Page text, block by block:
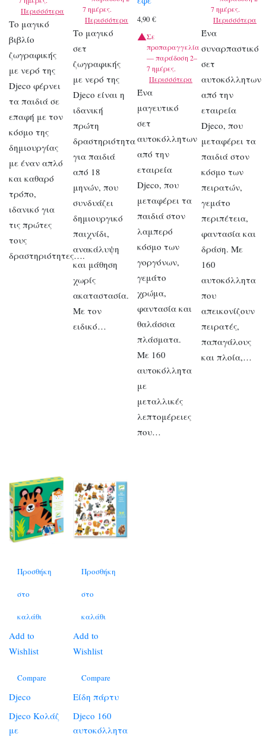
Περισσότερα
Το μαγικό
βιβλίο
ζωγραφικής
με νερό της
Djeco φέρνει
τα παιδιά σε
επαφή με τον
κόσμο της
δημιουργίας
με έναν απλό
και καθαρό
τρόπο,
ιδανικό για
τις πρώτες
τους
δραστηριότητες….
7 ημέρες.
Περισσότερα
Το μαγικό
σετ
ζωγραφικής
με νερό της
Djeco είναι η
ιδανική
πρώτη
δραστηριότητα
για παιδιά
από 18
μηνών, που
συνδυάζει
δημιουργικό
παιχνίδι,
ανακάλυψη
και μάθηση
χωρίς
ακαταστασία.
Με τον
ειδικό…
4,90€
Σε
προπαραγγελία
— παράδοση 2–
7 ημέρες.
Περισσότερα
Ένα
μαγευτικό
σετ
αυτοκόλλητων
από την
εταιρεία
Djeco, που
μεταφέρει τα
παιδιά στον
λαμπερό
κόσμο των
γοργόνων,
γεμάτο
χρώμα,
φαντασία και
θαλάσσια
πλάσματα.
Με 160
αυτοκόλλητα
με
μεταλλικές
λεπτομέρειες
που…
7 ημέρες.
Περισσότερα
Ένα
συναρπαστικό
σετ
αυτοκόλλητων
από την
εταιρεία
Djeco, που
μεταφέρει τα
παιδιά στον
κόσμο των
πειρατών,
γεμάτο
περιπέτεια,
φαντασία και
δράση. Με
160
αυτοκόλλητα
που
απεικονίζουν
πειρατές,
παπαγάλους
και πλοία,…
Προσθήκη
στο
καλάθι
Add to
Wishlist
Compare
Djeco
Djeco Κολάζ
με
Προσθήκη
στο
καλάθι
Add to
Wishlist
Compare
Είδη πάρτυ
Djeco 160
αυτοκόλλητα